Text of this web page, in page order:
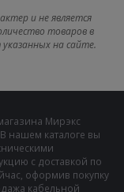
и не является
товаров в
на сайте.
Мирэкс
нашем каталоге вы
с доставкой по
оформив покупку
кабельной